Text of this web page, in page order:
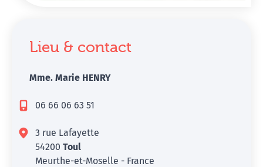
Lieu & contact
Mme. Marie HENRY
06 66 06 63 51
3 rue Lafayette
54200 Toul
Meurthe-et-Moselle - France